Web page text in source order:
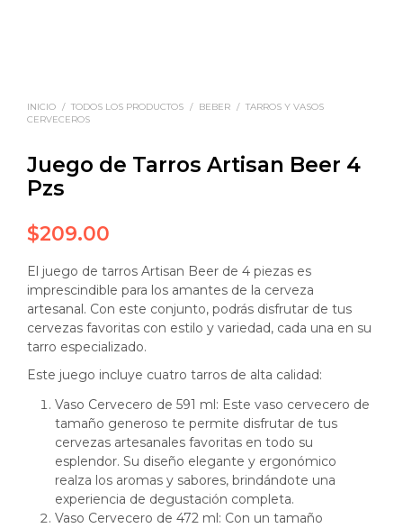
INICIO / TODOS LOS PRODUCTOS / BEBER / TARROS Y VASOS
CERVECEROS
Juego de Tarros Artisan Beer 4
Pzs
$209.00
El juego de tarros Artisan Beer de 4 piezas es
imprescindible para los amantes de la cerveza
artesanal. Con este conjunto, podrás disfrutar de tus
cervezas favoritas con estilo y variedad, cada una en su
tarro especializado.
Este juego incluye cuatro tarros de alta calidad:
Vaso Cervecero de 591 ml: Este vaso cervecero de
tamaño generoso te permite disfrutar de tus
cervezas artesanales favoritas en todo su
esplendor. Su diseño elegante y ergonómico
realza los aromas y sabores, brindándote una
experiencia de degustación completa.
Vaso Cervecero de 472 ml: Con un tamaño